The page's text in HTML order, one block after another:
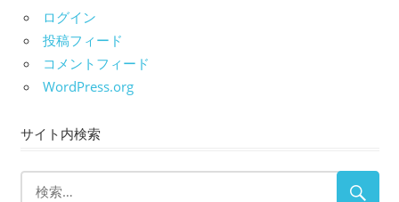
ログイン
投稿フィード
コメントフィード
WordPress.org
サイト内検索